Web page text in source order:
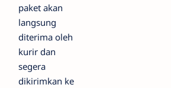
paket akan
langsung
diterima oleh
kurir dan
segera
dikirimkan ke